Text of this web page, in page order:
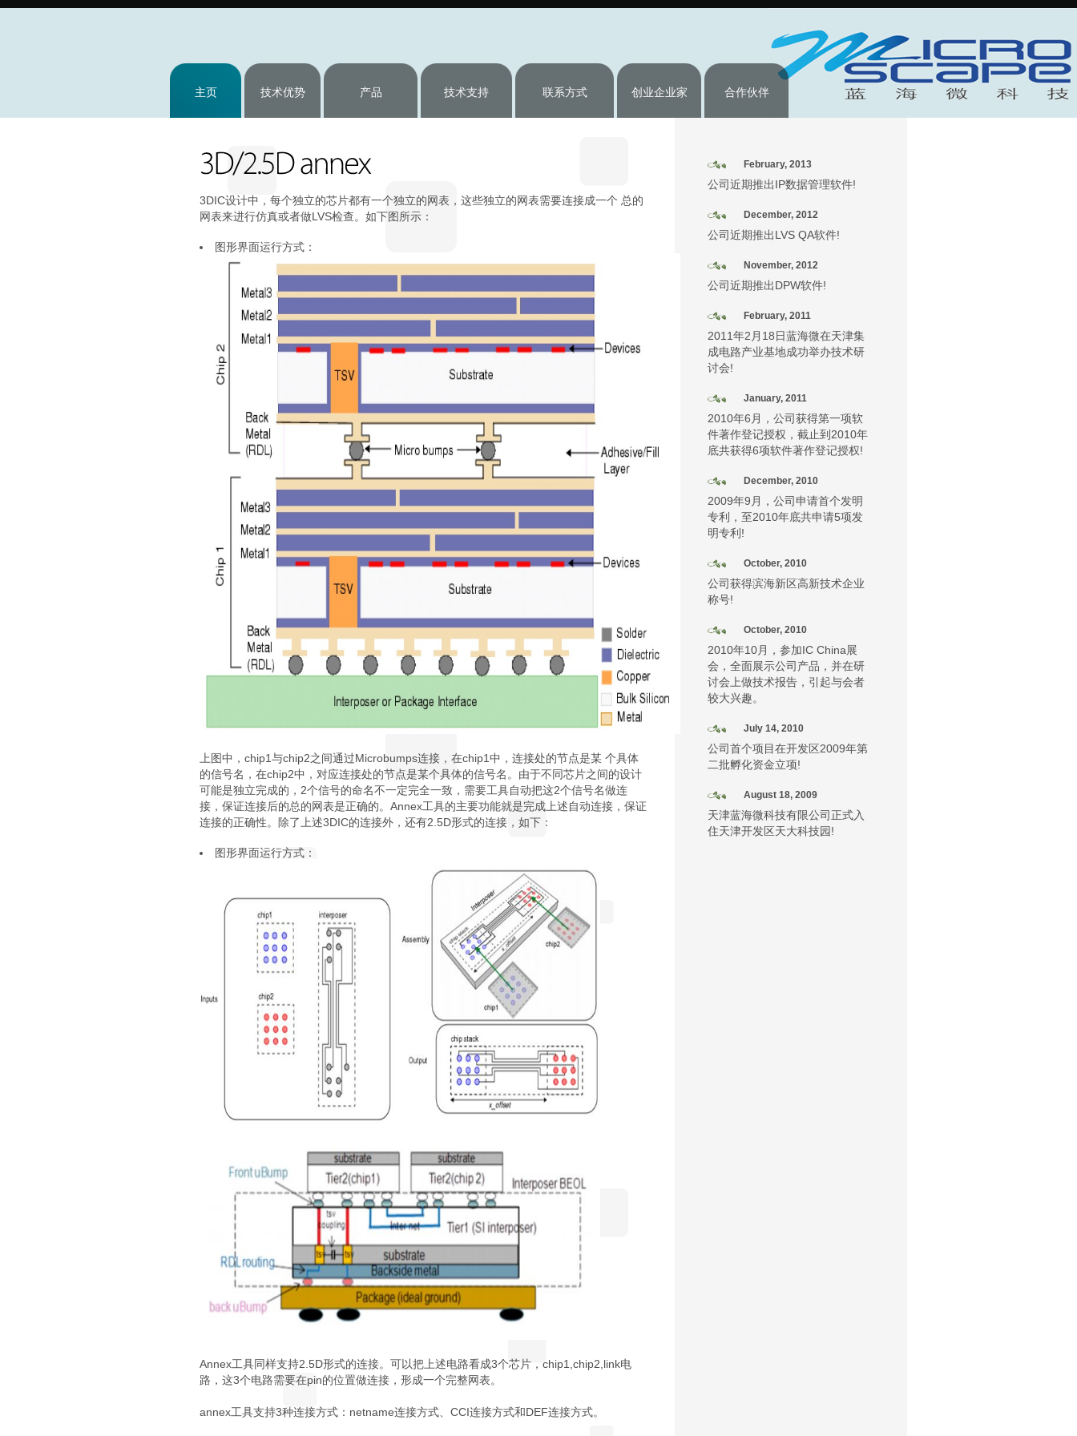
主页 技术优势 产品 技术支持 联系方式 创业企业家 合作伙伴
3DIC设计中，每个独立的芯片都有一个独立的网表，这些独立的网表需要连接成一个 总的
网表来进行仿真或者做LVS检查。如下图所示：
图形界面运行方式：
上图中，chip1与chip2之间通过Microbumps连接，在chip1中，连接处的节点是某 个具体
的信号名，在chip2中，对应连接处的节点是某个具体的信号名。由于不同芯片之间的设计
可能是独立完成的，2个信号的命名不一定完全一致，需要工具自动把这2个信号名做连
接，保证连接后的总的网表是正确的。Annex工具的主要功能就是完成上述自动连接，保证
连接的正确性。除了上述3DIC的连接外，还有2.5D形式的连接，如下：
图形界面运行方式：
Annex工具同样支持2.5D形式的连接。可以把上述电路看成3个芯片，chip1,chip2,link电
路，这3个电路需要在pin的位置做连接，形成一个完整网表。
annex工具支持3种连接方式：netname连接方式、CCI连接方式和DEF连接方式。
February, 2013
公司近期推出IP数据管理软件!
December, 2012
公司近期推出LVS QA软件!
November, 2012
公司近期推出DPW软件!
February, 2011
2011年2月18日蓝海微在天津集
成电路产业基地成功举办技术研
讨会!
January, 2011
2010年6月，公司获得第一项软
件著作登记授权，截止到2010年
底共获得6项软件著作登记授权!
December, 2010
2009年9月，公司申请首个发明
专利，至2010年底共申请5项发
明专利!
October, 2010
公司获得滨海新区高新技术企业
称号!
October, 2010
2010年10月，参加IC China展
会，全面展示公司产品，并在研
讨会上做技术报告，引起与会者
较大兴趣。
July 14, 2010
公司首个项目在开发区2009年第
二批孵化资金立项!
August 18, 2009
天津蓝海微科技有限公司正式入
住天津开发区天大科技园!